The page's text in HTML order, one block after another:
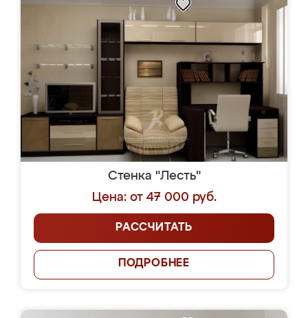
Стенка "Лесть"
Цена: от 47 000 руб.
РАССЧИТАТЬ
ПОДРОБНЕЕ